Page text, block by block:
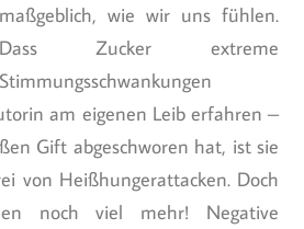
maßgeblich, wie wir uns fühlen.
Dass Zucker extreme
Stimmungsschwankungen
am eigenen Leib erfahren –
Gift abgeschworen hat, ist sie
von Heißhungerattacken. Doch
noch viel mehr! Negative